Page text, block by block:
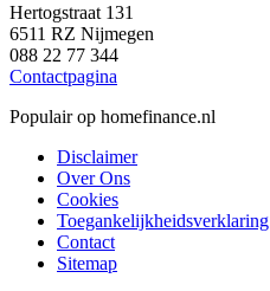
Hertogstraat 131
6511 RZ Nijmegen
088 22 77 344
Contactpagina
Populair op homefinance.nl
Disclaimer
Over Ons
Cookies
Toegankelijkheidsverklaring
Contact
Sitemap